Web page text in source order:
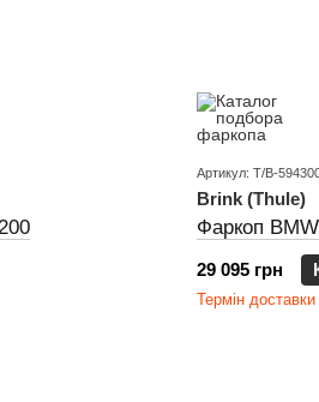
Артикул: T/B-
Brink (Thule)
Фаркоп
29 095 грн
Термін